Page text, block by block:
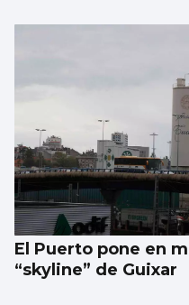
El Puerto pone en
“skyline” de Guixar